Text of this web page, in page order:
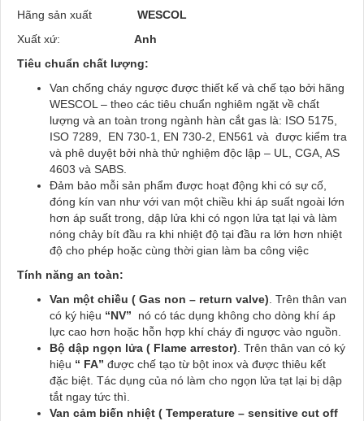
Hãng sản xuất WESCOL
Xuất xứ: Anh
Tiêu chuẩn chất lượng:
Van chống cháy ngược được thiết kế và chế tạo bởi hãng
WESCOL – theo các tiêu chuẩn nghiêm ngặt về chất
lượng và an toàn trong ngành hàn cắt gas là: ISO 5175,
ISO 7289, EN 730-1, EN 730-2, EN561 và được kiểm tra
và phê duyệt bởi nhà thử nghiệm độc lập – UL, CGA, AS
4603 và SABS.
Đảm bảo mỗi sản phẩm được hoạt động khi có sự cố,
đóng kín van như với van một chiều khi áp suất ngoài lớn
hơn áp suất trong, dập lửa khi có ngọn lửa tạt lại và làm
nóng chảy bít đầu ra khi nhiệt độ tại đầu ra lớn hơn nhiệt
độ cho phép hoặc cùng thời gian làm ba công việc
Tính năng an toàn:
Van một chiều ( Gas non – return valve). Trên thân van
có ký hiệu “NV” nó có tác dụng không cho dòng khí áp
lực cao hơn hoặc hỗn hợp khí cháy đi ngược vào nguồn.
Bộ dập ngọn lửa ( Flame arrestor). Trên thân van có ký
hiệu “ FA” được chế tạo từ bột inox và được thiêu kết
đặc biệt. Tác dụng của nó làm cho ngọn lửa tạt lại bị dập
tắt ngay tức thì.
Van cảm biến nhiệt ( Temperature – sensitive cut off